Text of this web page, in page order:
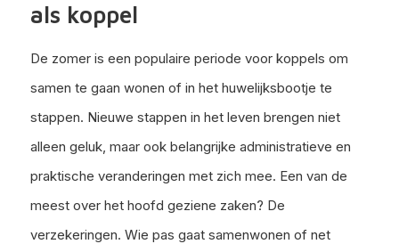
als koppel
De zomer is een populaire periode voor koppels om
samen te gaan wonen of in het huwelijksbootje te
stappen. Nieuwe stappen in het leven brengen niet
alleen geluk, maar ook belangrijke administratieve en
praktische veranderingen met zich mee. Een van de
meest over het hoofd geziene zaken? De
verzekeringen. Wie pas gaat samenwonen of net